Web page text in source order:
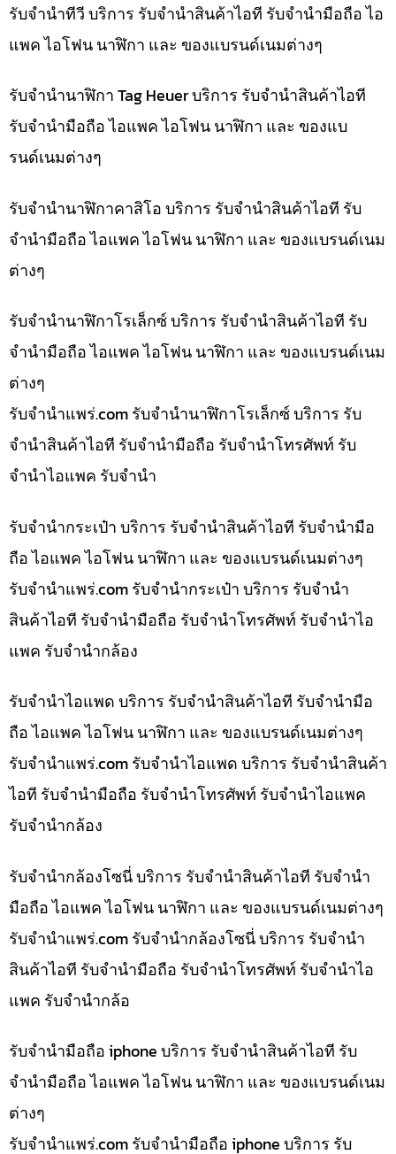
รับจำนำทีวี บริการ รับจำนำสินค้าไอที รับจำนำมือถือ ไอ
แพค ไอโฟน นาฬิกา และ ของแบรนด์เนมต่างๆ
รับจำนำนาฬิกา Tag Heuer บริการ รับจำนำสินค้าไอที
รับจำนำมือถือ ไอแพค ไอโฟน นาฬิกา และ ของแบ
รนด์เนมต่างๆ
รับจำนำนาฬิกาคาสิโอ บริการ รับจำนำสินค้าไอที รับ
จำนำมือถือ ไอแพค ไอโฟน นาฬิกา และ ของแบรนด์เนม
ต่างๆ
รับจำนำนาฬิกาโรเล็กซ์ บริการ รับจำนำสินค้าไอที รับ
จำนำมือถือ ไอแพค ไอโฟน นาฬิกา และ ของแบรนด์เนม
ต่างๆ
รับจํานําแพร่.com รับจำนำนาฬิกาโรเล็กซ์ บริการ รับ
จำนำสินค้าไอที รับจำนำมือถือ รับจำนำโทรศัพท์ รับ
จำนำไอแพค รับจำนำ
รับจำนำกระเป๋า บริการ รับจำนำสินค้าไอที รับจำนำมือ
ถือ ไอแพค ไอโฟน นาฬิกา และ ของแบรนด์เนมต่างๆ
รับจํานําแพร่.com รับจำนำกระเป๋า บริการ รับจำนำ
สินค้าไอที รับจำนำมือถือ รับจำนำโทรศัพท์ รับจำนำไอ
แพค รับจำนำกล้อง
รับจำนำไอแพด บริการ รับจำนำสินค้าไอที รับจำนำมือ
ถือ ไอแพค ไอโฟน นาฬิกา และ ของแบรนด์เนมต่างๆ
รับจํานําแพร่.com รับจำนำไอแพด บริการ รับจำนำสินค้า
ไอที รับจำนำมือถือ รับจำนำโทรศัพท์ รับจำนำไอแพค
รับจำนำกล้อง
รับจำนำกล้องโซนี่ บริการ รับจำนำสินค้าไอที รับจำนำ
มือถือ ไอแพค ไอโฟน นาฬิกา และ ของแบรนด์เนมต่างๆ
รับจํานําแพร่.com รับจำนำกล้องโซนี่ บริการ รับจำนำ
สินค้าไอที รับจำนำมือถือ รับจำนำโทรศัพท์ รับจำนำไอ
แพค รับจำนำกล้อ
รับจำนำมือถือ iphone บริการ รับจำนำสินค้าไอที รับ
จำนำมือถือ ไอแพค ไอโฟน นาฬิกา และ ของแบรนด์เนม
ต่างๆ
รับจํานําแพร่.com รับจำนำมือถือ iphone บริการ รับ